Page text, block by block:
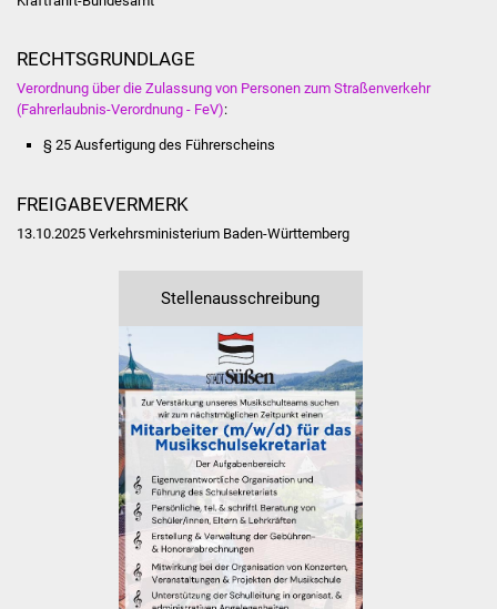
Familienzentrum
Suenergie
NETZMonitor
Gesundheit und Notfall
Ärzte und Apotheken
Pflege von Angehörigen
Hitzewarnung / UV-
Index
ÖPNV
RECHTSGRUNDLAGE
Verordnung über die Zulassung von Personen zum Straßenverkehr
(Fahrerlaubnis-Verordnung - FeV):
§ 25 Ausfertigung des Führerscheins
FREIGABEVERMERK
13.10.2025 Verkehrsministerium Baden-Württemberg
Stellenausschreibung